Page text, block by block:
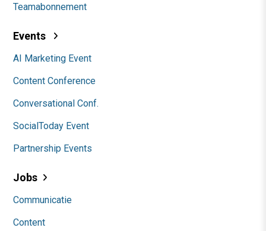
Teamabonnement
Events
AI Marketing Event
Content Conference
Conversational Conf.
SocialToday Event
Partnership Events
Jobs
Communicatie
Content